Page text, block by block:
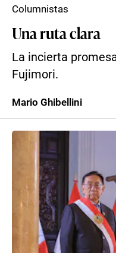
Una ruta clara
La incierta
Fujimori.
Columnistas
Mario Ghibellini